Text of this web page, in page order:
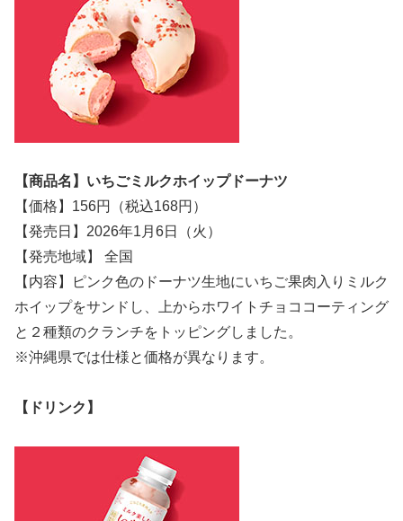
【商品名】いちごミルクホイップドーナツ
【価格】156円（税込168円）
【発売日】2026年1月6日（火）
【発売地域】 全国
【内容】ピンク色のドーナツ生地にいちご果肉入りミルク
ホイップをサンドし、上からホワイトチョココーティング
と２種類のクランチをトッピングしました。
※沖縄県では仕様と価格が異なります。
【ドリンク】